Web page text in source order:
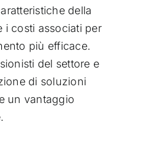
della
i costi associati per
più efficace.
del settore e
di soluzioni
un vantaggio